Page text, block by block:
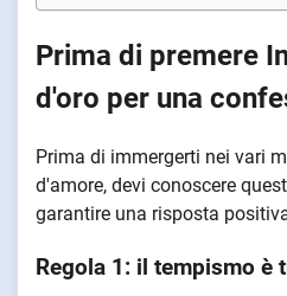
Prima di premere
d'oro per una
Prima di immergerti nei vari
d'amore, devi conoscere
garantire una risposta
Regola 1: il tempismo è